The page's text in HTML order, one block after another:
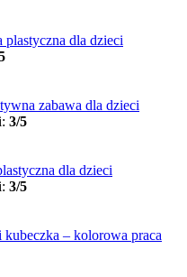
plastyczna dla dzieci
zabawa dla dzieci
3/5
dla dzieci
3/5
– kolorowa praca